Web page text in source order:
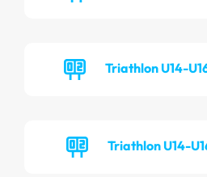
Triathlon U14-
Triathlon U14-